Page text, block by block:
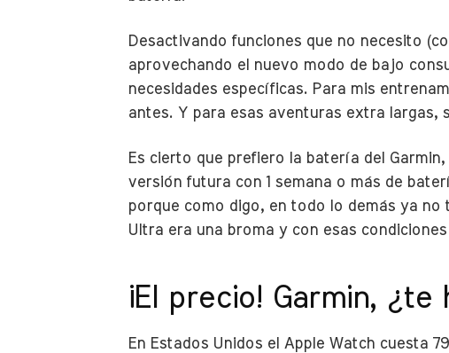
Desactivando funciones que no necesito
aprovechando el nuevo modo de bajo
necesidades específicas. Para mis
antes. Y para esas aventuras extra largas,
Es cierto que prefiero la batería del
versión futura con 1 semana o más de
porque como digo, en todo lo demás ya no
Ultra era una broma y con esas
¡El precio! Garmin,
En Estados Unidos el Apple Watch cuesta